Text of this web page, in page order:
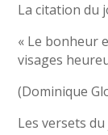
La citation du
« Le bonheur
visages
(Dominique
Les versets